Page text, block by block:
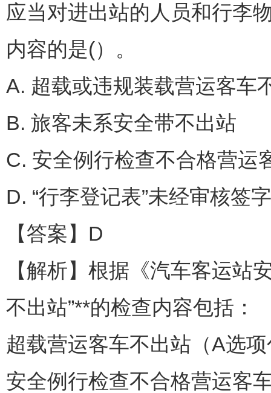
应当对进出站的人员和行李
内容的是(）。
A. 超载或违规装载营运客车
B. 旅客未系安全带不出站
C. 安全例行检查不合格营运
D. “行李登记表”未经审核签
【答案】D
【解析】根据《汽车客运站
不出站”**的检查内容包括：
超载营运客车不出站（A选
安全例行检查不合格营运客